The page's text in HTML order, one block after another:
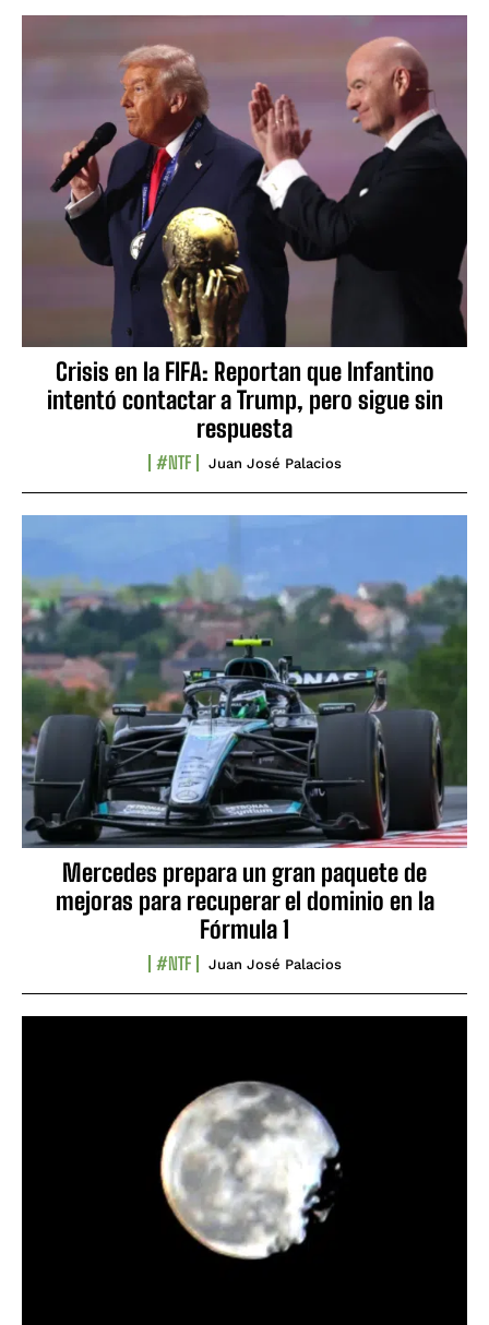
Crisis en la FIFA: Reportan que Infantino
intentó contactar a Trump, pero sigue sin
respuesta
#NTF Juan José Palacios
Mercedes prepara un gran paquete de
mejoras para recuperar el dominio en la
Fórmula 1
#NTF Juan José Palacios